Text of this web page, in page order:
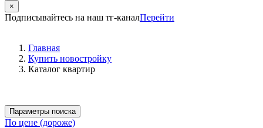
×
Подписывайтесь на наш тг-каналПерейти
Главная
Купить новостройку
Каталог квартир
Параметры поиска
По цене (дороже)